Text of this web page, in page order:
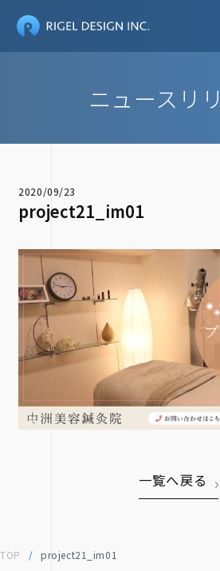
ニュースリ
2020/09/23
project21_im01
一覧へ戻る
TOP / project21_im01